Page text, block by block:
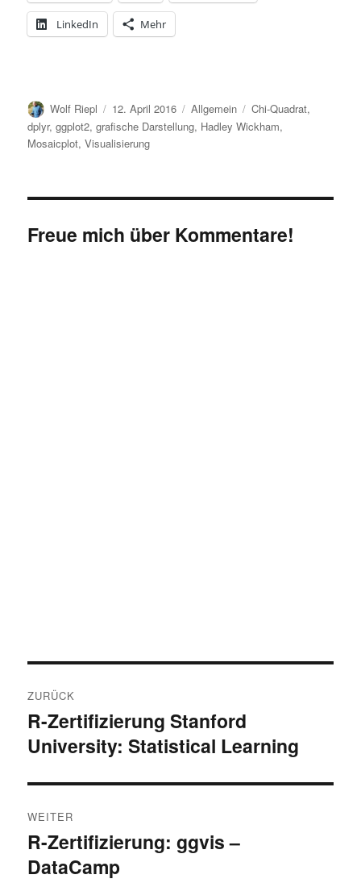
LinkedIn Mehr
Autor
Wolf Riepl
Veröffentlicht
am
12. April 2016 Kategorien
Allgemein Schlagwörter
Chi-Quadrat,
dplyr,ggplot2,grafische Darstellung, Hadley Wickham,
Mosaicplot,Visualisierung
Freue mich über Kommentare!
ZURÜCK
Vorheriger
Beitrag:
R-Zertifizierung Stanford
University: Statistical Learning
WEITER
Nächster
Beitrag:
R-Zertifizierung: ggvis –
DataCamp